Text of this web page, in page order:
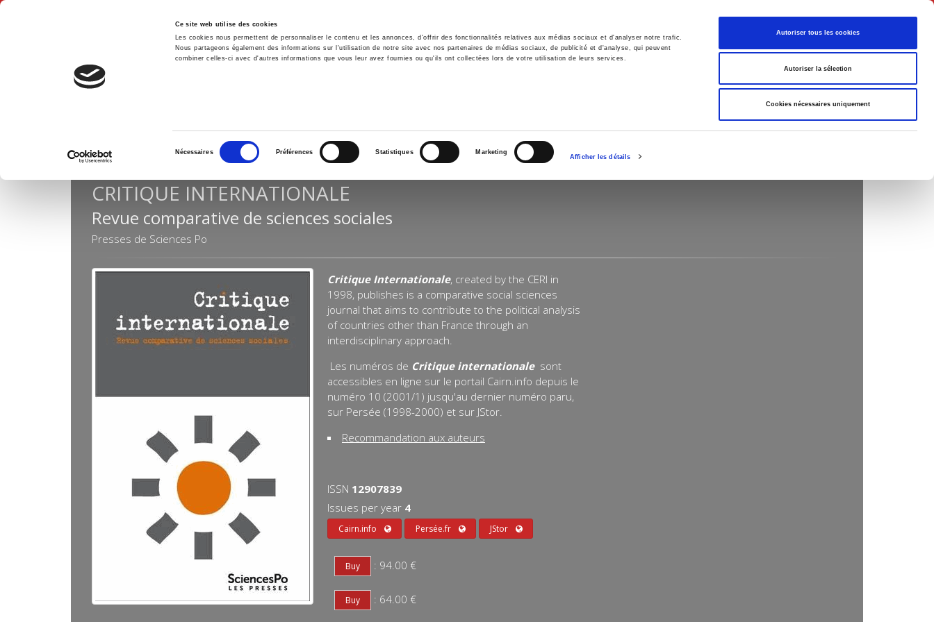
Ce site web utilise des cookies
Les cookies nous permettent de personnaliser le contenu et les annonces, d'offrir des fonctionnalités relatives aux médias sociaux et d'analyser notre trafic.
Nous partageons également des informations sur l'utilisation de notre site avec nos partenaires de médias sociaux, de publicité et d'analyse, qui peuvent
combiner celles-ci avec d'autres informations que vous leur avez fournies ou qu'ils ont collectées lors de votre utilisation de leurs services.
consentement
Nécessaires Préférences Statistiques Marketing
Afficher les détails
Autoriser tous les cookies
Autoriser la sélection
Cookies nécessaires uniquement
English
Home Environment History International Politics
CRITIQUE INTERNATIONALE
Revue comparative de sciences sociales
Presses de Sciences Po
Critique Internationale, created by the CERI in
1998, publishes is a comparative social sciences
journal that aims to contribute to the political analysis
of countries other than France through an
interdisciplinary approach.
Les numéros de Critique internationale sont
accessibles en ligne sur le portail Cairn.info depuis le
numéro 10 (2001/1) jusqu'au dernier numéro paru,
sur Persée (1998-2000) et sur JStor.
Recommandation aux auteurs
ISSN 12907839
Issues per year 4
Cairn.info Persée.fr JStor
: 94.00 €
: 64.00 €